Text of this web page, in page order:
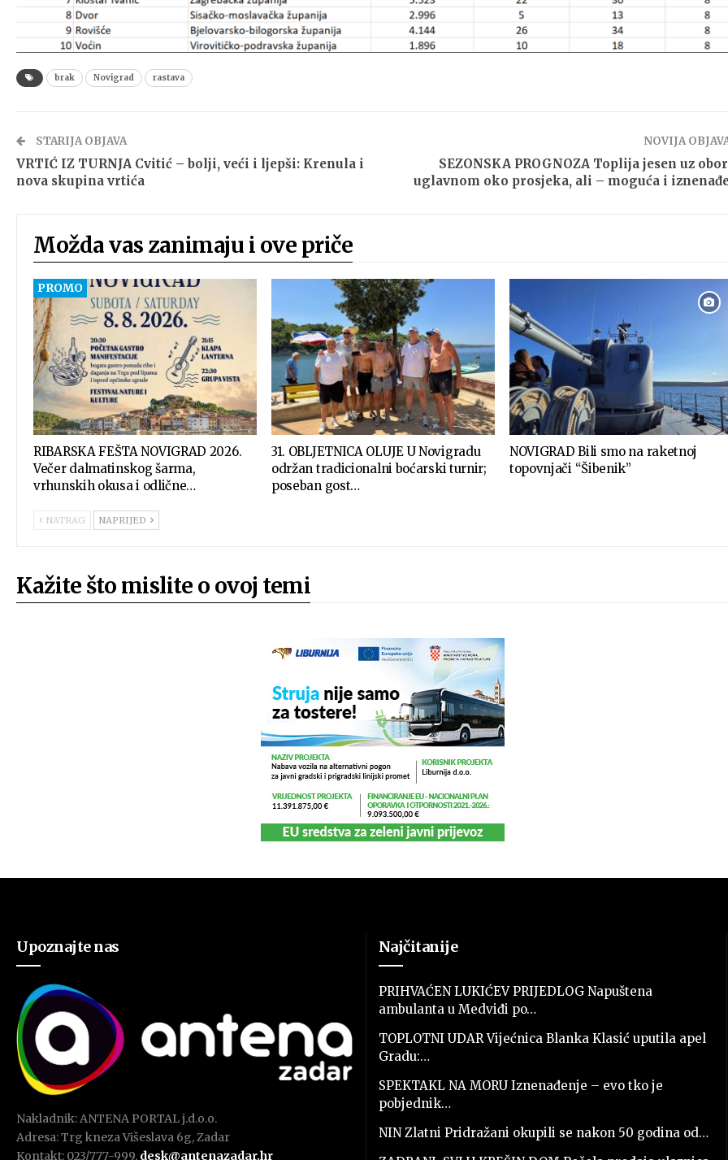
brak Novigrad rastava
STARIJA OBJAVA
VRTIĆ IZ TURNJA Cvitić – bolji, veći i ljepši: Krenula i
nova skupina vrtića
NOVIJA
SEZONSKA PROGNOZA Toplija jesen uz
uglavnom oko prosjeka, ali – moguća i
Možda vas zanimaju i ove priče
RIBARSKA FEŠTA NOVIGRAD 2026.
Večer dalmatinskog šarma,
vrhunskih okusa i odlične…
31. OBLJETNICA OLUJE U Novigradu
održan tradicionalni boćarski turnir;
poseban gost…
NOVIGRAD Bili smo na raketnoj
topovnjači “Šibenik”
NATRAG NAPRIJED
Kažite što mislite o ovoj temi
Upoznajte nas
Nakladnik: ANTENA PORTAL j.d.o.o.
Adresa: Trg kneza Višeslava 6g, Zadar
Kontakt: 023/777-999, desk@antenazadar.hr
Najčitanije
PRIHVAĆEN LUKIĆEV PRIJEDLOG Napuštena
ambulanta u Medviđi po…
TOPLOTNI UDAR Vijećnica Blanka Klasić uputila apel
Gradu:…
SPEKTAKL NA MORU Iznenađenje – evo tko je
pobjednik…
NIN Zlatni Pridražani okupili se nakon 50 godina od…